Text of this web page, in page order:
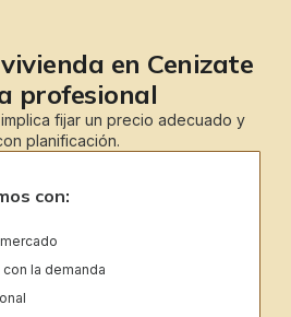
en Cenizate
profesional
fijar un precio adecuado y
planificación.
con:
la demanda